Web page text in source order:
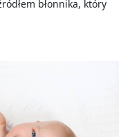
błonnika, który